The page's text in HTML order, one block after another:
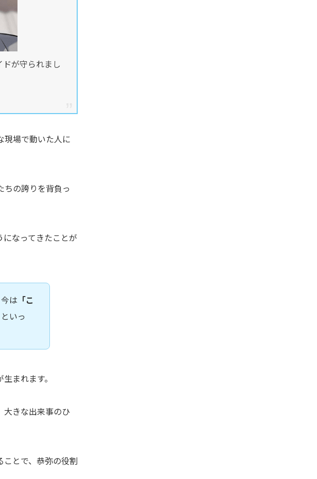
が守られまし
現場で動いた人に
ちの誇りを背負っ
なってきたことが
は 「こ
といっ
まれます。
大きな出来事のひ
とで、恭弥の役割